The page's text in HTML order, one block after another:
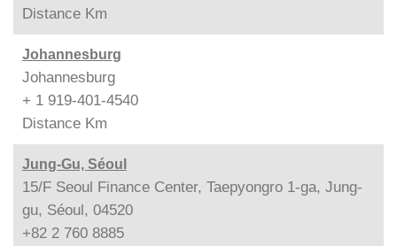
Distance Km
Johannesburg
Johannesburg
+ 1 919-401-4540
Distance Km
Jung-Gu, Séoul
15/F Seoul Finance Center, Taepyongro 1-ga, Jung-
gu, Séoul, 04520
+82 2 760 8885